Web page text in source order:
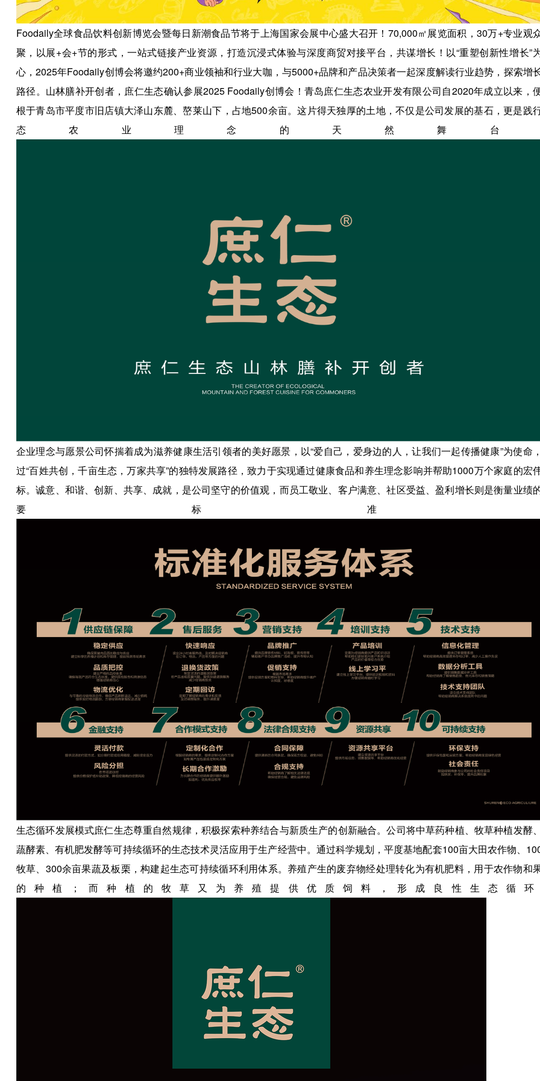
Foodaily全球食品饮料创新博览会暨每日新潮食品节将于上海国家会展中心盛大召开！70,000㎡展览面积，30万+专业观
聚，以展+会+节的形式，一站式链接产业资源，打造沉浸式体验与深度商贸对接平台，共谋增长！以“重塑创新性增长”
心，2025年Foodaily创博会将邀约200+商业领袖和行业大咖，与5000+品牌和产品决策者一起深度解读行业趋势，探索增
路径。山林膳补开创者，庶仁生态确认参展2025 Foodaily创博会！青岛庶仁生态农业开发有限公司自2020年成立以来，
根于青岛市平度市旧店镇大泽山东麓、嶅莱山下，占地500余亩。这片得天独厚的土地，不仅是公司发展的基石，更是践
态农业理念的天然舞台
企业理念与愿景公司怀揣着成为滋养健康生活引领者的美好愿景，以“爱自己，爱身边的人，让我们一起传播健康”为使命
过“百姓共创，千亩生态，万家共享”的独特发展路径，致力于实现通过健康食品和养生理念影响并帮助1000万个家庭的宏
标。诚意、和谐、创新、共享、成就，是公司坚守的价值观，而员工敬业、客户满意、社区受益、盈利增长则是衡量业绩
要标准
生态循环发展模式庶仁生态尊重自然规律，积极探索种养结合与新质生产的创新融合。公司将中草药种植、牧草种植发酵
蔬酵素、有机肥发酵等可持续循环的生态技术灵活应用于生产经营中。通过科学规划，平度基地配套100亩大田农作物、
牧草、300余亩果蔬及板栗，构建起生态可持续循环利用体系。养殖产生的废弃物经处理转化为有机肥料，用于农作物和
的种植；而种植的牧草又为养殖提供优质饲料，形成良性生态循环